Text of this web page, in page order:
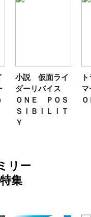
小説 仮面ライ
ダーリバイス
ＯＮＥ ＰＯＳ
ＳＩＢＩＬＩＴ
Ｙ
リー
集